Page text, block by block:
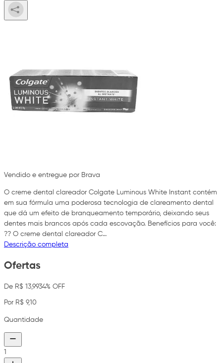
Vendido e entregue por Brava
O creme dental clareador Colgate Luminous White Instant contém
em sua fórmula uma poderosa tecnologia de clareamento dental
que dá um efeito de branqueamento temporário, deixando seus
dentes mais brancos após cada escovação. Benefícios para você:
?? O creme dental clareador C…
Descrição completa
Ofertas
De R$ 13,9934% OFF
Por R$ 9,10
Quantidade
1